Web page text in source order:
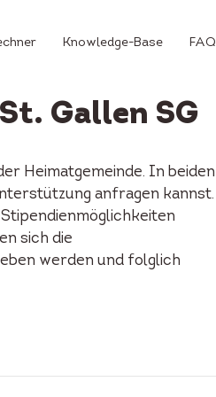
Knowledge-Base FAQ
Gallen SG
Heimatgemeinde. In beiden
anfragen kannst.
sich die
werden und folglich